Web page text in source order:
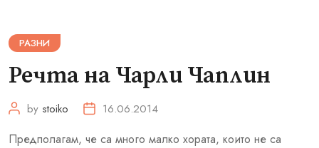
РАЗНИ
Речта на Чарли Чаплин
by stoiko 16.06.2014
Предполагам, че са много малко хората, които не са